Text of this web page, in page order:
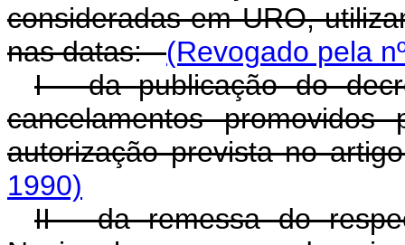
consideradas em URO,
nas datas:(Revogado pela
I - da publicação do
cancelamentos
autorização prevista no
1990)
II - da remessa do